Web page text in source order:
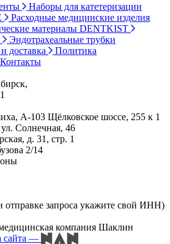
Наборы для катетеризации
Расходные медицинские изделия
материалы DENTKIST
Эндотрахеальные трубки
доставка
Политика
Контакты
А-103 Щёлковское шоссе, 255 к 1
Солнечная, 46
д. 31, стр. 1
2/14
отправке запроса укажите свой ИНН)
компания Шаклин
—